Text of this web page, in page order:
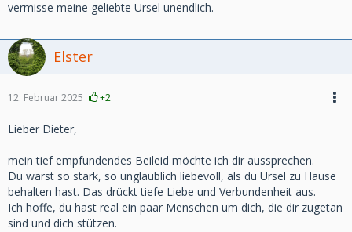
vermisse meine geliebte Ursel unendlich.
Elster
12. Februar 2025 +2
Lieber Dieter,
mein tief empfundendes Beileid möchte ich dir aussprechen.
Du warst so stark, so unglaublich liebevoll, als du Ursel zu Hause
behalten hast. Das drückt tiefe Liebe und Verbundenheit aus.
Ich hoffe, du hast real ein paar Menschen um dich, die dir zugetan
sind und dich stützen.